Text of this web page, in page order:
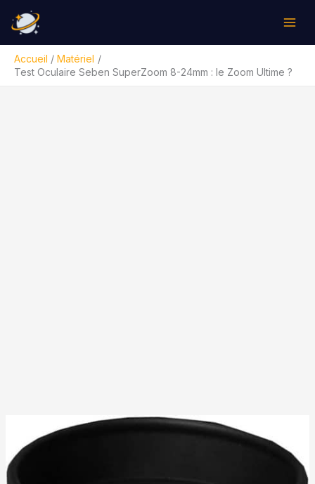
contenu
Accueil
Matériel
Test Oculaire Seben SuperZoom 8-24mm : le Zoom Ultime ?
Rechercher